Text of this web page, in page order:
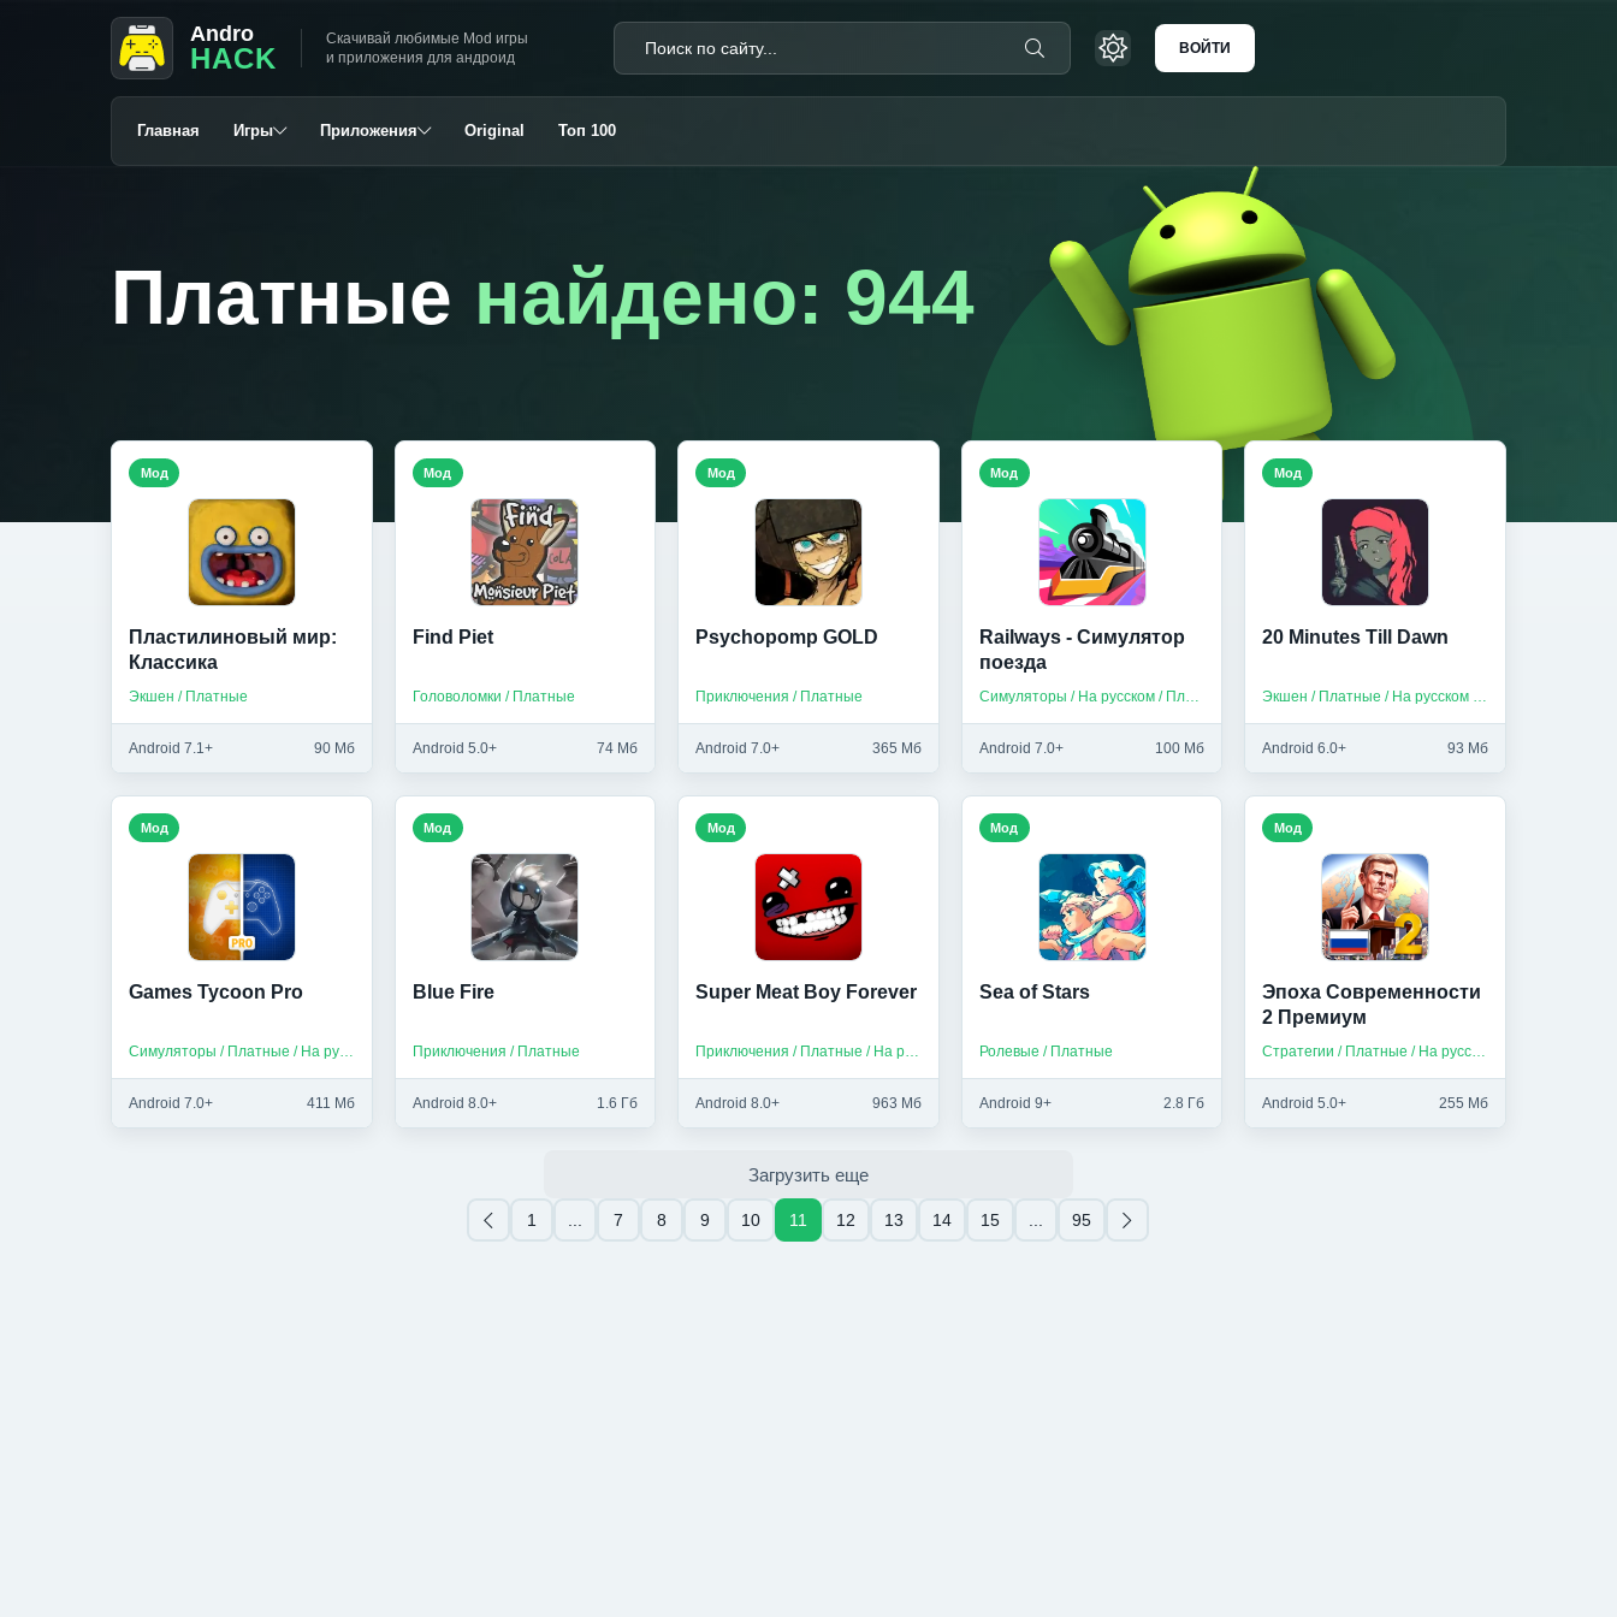
Andro
HACK
Скачивай любимые Mod игры
и приложения для андроид
ВОЙТИ
Главная Игры Приложения Original Топ 100
Платные найдено: 944
Пластилиновый мир:
Классика
Экшен / Платные
Android 7.1+ 90 Мб
Мод
Find Piet
Головоломки / Платные
Android 5.0+ 74 Мб
Мод
Psychopomp GOLD
Приключения / Платные
Android 7.0+ 365 Мб
Мод
Railways - Симулятор
поезда
Симуляторы / На русском / Платные
Android 7.0+ 100 Мб
Мод
20 Minutes Till Dawn
Экшен / Платные / На русском / Без интернета
Android 6.0+ 93 Мб
Мод
Games Tycoon Pro
Симуляторы / Платные / На русском
Android 7.0+ 411 Мб
Мод
Blue Fire
Приключения / Платные
Android 8.0+ 1.6 Гб
Мод
Super Meat Boy Forever
Приключения / Платные / На русском
Android 8.0+ 963 Мб
Мод
Sea of Stars
Ролевые / Платные
Android 9+ 2.8 Гб
Мод
Эпоха Современности
2 Премиум
Стратегии / Платные / На русском
Android 5.0+ 255 Мб
Мод
Загрузить еще
1 7 8 9 10 11 12 13 14 15 95